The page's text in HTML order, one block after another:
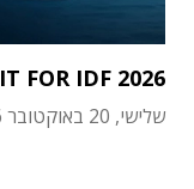
IT FOR IDF 2026
שלישי, 20 באוקטובר 2026